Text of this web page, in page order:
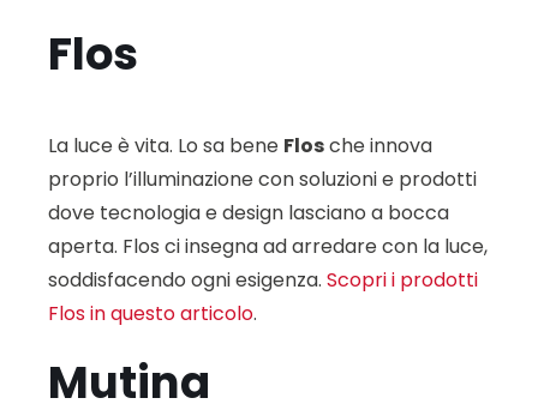
Flos
La luce è vita. Lo sa bene Flosche innova
proprio l’illuminazione con soluzioni e prodotti
dove tecnologia e design lasciano a bocca
aperta. Flos ci insegna ad arredare con la luce,
soddisfacendo ogni esigenza. Scopri i prodotti
Flos in questo articolo.
Mutina